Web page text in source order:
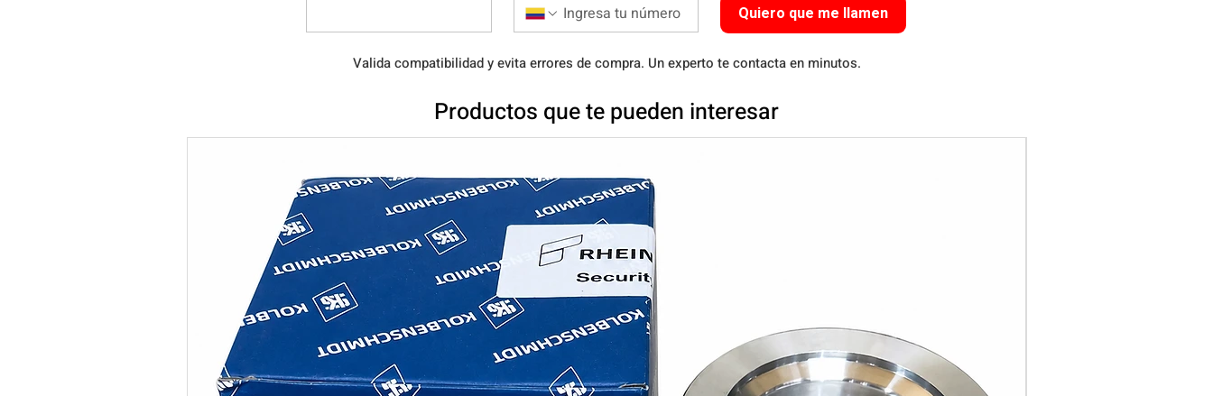
Quiero que me llamen
Valida compatibilidad y evita errores de compra. Un experto te contacta en minutos.
Productos que te pueden interesar